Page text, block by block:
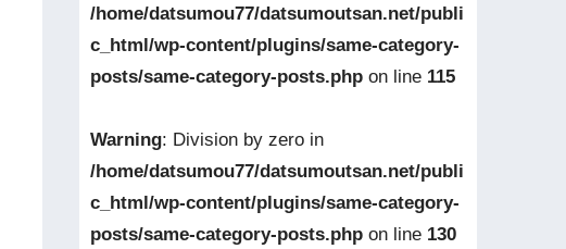
/home/datsumou77/datsumoutsan.net/publi
c_html/wp-content/plugins/same-category-
posts/same-category-posts.php on line 115
Warning: Division by zero in
/home/datsumou77/datsumoutsan.net/publi
c_html/wp-content/plugins/same-category-
posts/same-category-posts.php on line 130